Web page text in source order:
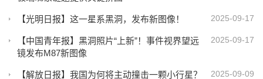
2025-09-17
【光明日报】这一星系黑洞，发布新图像！
2025-09-17
【中国青年报】黑洞照片“上新”！事件视界望远
镜发布M87新图像
2025-09-09
【解放日报】我国为何将主动撞击一颗小行星？